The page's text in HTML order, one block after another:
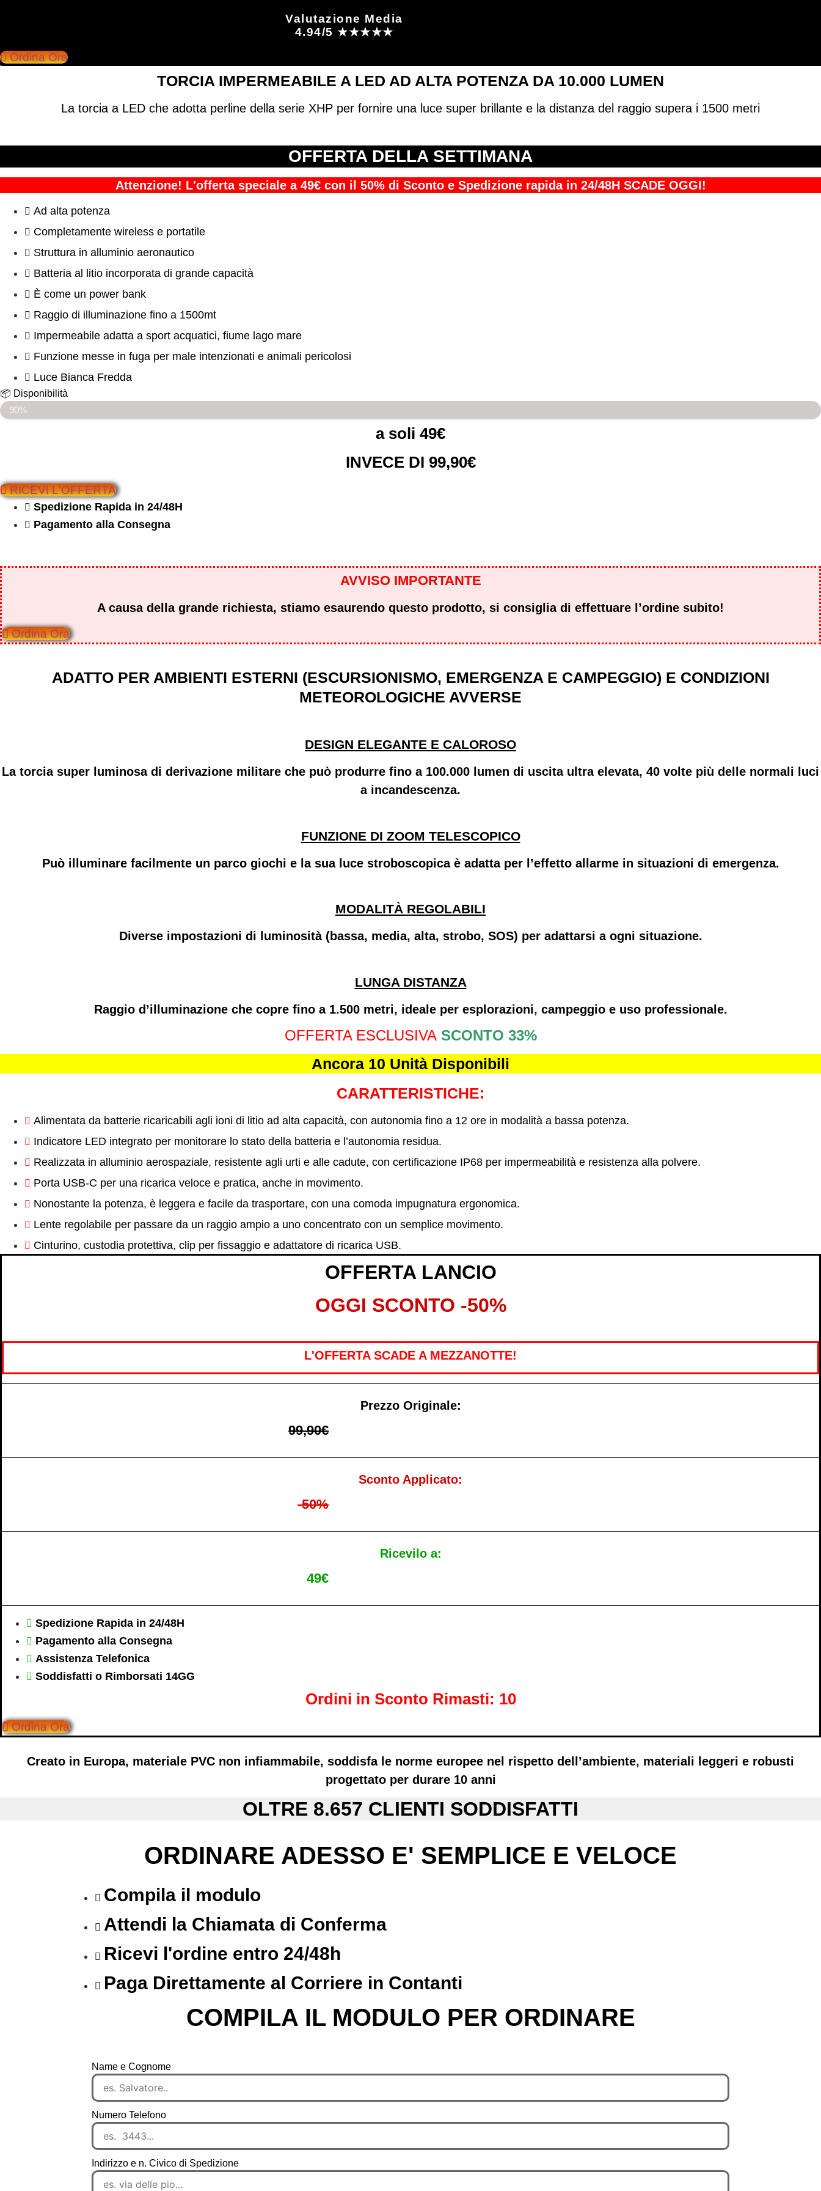
Valutazione Media
4.94/5 ★★★★★
Ordina Ora
TORCIA IMPERMEABILE A LED AD ALTA POTENZA DA 10.000 LUMEN
La torcia a LED che adotta perline della serie XHP per fornire una luce super brillante e la distanza del raggio supera i 1500 metri
OFFERTA DELLA SETTIMANA
Attenzione! L'offerta speciale a 49€ con il 50% di Sconto e Spedizione rapida in 24/48H SCADE OGGI!
Ad alta potenza
Completamente wireless e portatile
Struttura in alluminio aeronautico
Batteria al litio incorporata di grande capacità
È come un power bank
Raggio di illuminazione fino a 1500mt
Impermeabile adatta a sport acquatici, fiume lago mare
Funzione messe in fuga per male intenzionati e animali pericolosi
Luce Bianca Fredda
📦 Disponibilità
ULTIMI 10 PEZZI SCONTATI
90%
a soli 49€
INVECE DI 99,90€
RICEVI L'OFFERTA
Spedizione Rapida in 24/48H
Pagamento alla Consegna
AVVISO IMPORTANTE
A causa della grande richiesta, stiamo esaurendo questo prodotto, si consiglia di effettuare l’ordine subito!
Ordina Ora
ADATTO PER AMBIENTI ESTERNI (ESCURSIONISMO, EMERGENZA E CAMPEGGIO) E CONDIZIONI
METEOROLOGICHE AVVERSE
DESIGN ELEGANTE E CALOROSO
La torcia super luminosa di derivazione militare che può produrre fino a 100.000 lumen di uscita ultra elevata, 40 volte più delle normali luci
a incandescenza.
FUNZIONE DI ZOOM TELESCOPICO
Può illuminare facilmente un parco giochi e la sua luce stroboscopica è adatta per l’effetto allarme in situazioni di emergenza.
MODALITÀ REGOLABILI
Diverse impostazioni di luminosità (bassa, media, alta, strobo, SOS) per adattarsi a ogni situazione.
LUNGA DISTANZA
Raggio d’illuminazione che copre fino a 1.500 metri, ideale per esplorazioni, campeggio e uso professionale.
OFFERTA ESCLUSIVA SCONTO 33%
Ancora 10 Unità Disponibili
CARATTERISTICHE:
Alimentata da batterie ricaricabili agli ioni di litio ad alta capacità, con autonomia fino a 12 ore in modalità a bassa potenza.
Indicatore LED integrato per monitorare lo stato della batteria e l’autonomia residua.
Realizzata in alluminio aerospaziale, resistente agli urti e alle cadute, con certificazione IP68 per impermeabilità e resistenza alla polvere.
Porta USB-C per una ricarica veloce e pratica, anche in movimento.
Nonostante la potenza, è leggera e facile da trasportare, con una comoda impugnatura ergonomica.
Lente regolabile per passare da un raggio ampio a uno concentrato con un semplice movimento.
Cinturino, custodia protettiva, clip per fissaggio e adattatore di ricarica USB.
OFFERTA LANCIO
OGGI SCONTO -50%
L'OFFERTA SCADE A MEZZANOTTE!
Prezzo Originale:
99,90€
Sconto Applicato:
-50%
Ricevilo a:
49€
Spedizione Rapida in 24/48H
Pagamento alla Consegna
Assistenza Telefonica
Soddisfatti o Rimborsati 14GG
Ordini in Sconto Rimasti: 10
Ordina Ora
Creato in Europa, materiale PVC non infiammabile, soddisfa le norme europee nel rispetto dell’ambiente, materiali leggeri e robusti
progettato per durare 10 anni
OLTRE 8.657 CLIENTI SODDISFATTI
ORDINARE ADESSO E' SEMPLICE E VELOCE
Compila il modulo
Attendi la Chiamata di Conferma
Ricevi l'ordine entro 24/48h
Paga Direttamente al Corriere in Contanti
COMPILA IL MODULO PER ORDINARE
Name e Cognome
Numero Telefono
Indirizzo e n. Civico di Spedizione